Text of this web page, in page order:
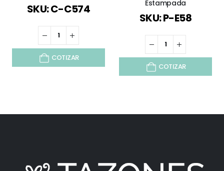
SKU: C-C574
COTIZAR
Estampada
SKU: P-E58
COTIZAR